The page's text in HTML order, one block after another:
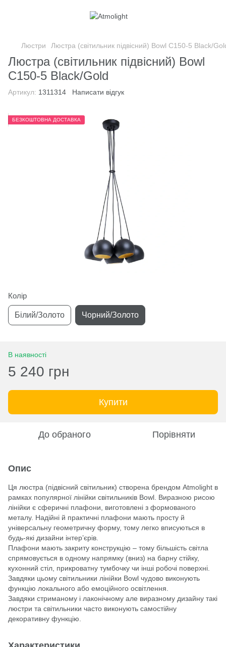
Люстри Люстра (світильник підвісний) Bowl С150-5 Black/
Люстра (світильник підвісний) Bowl
С150-5 Black/Gold
Артикул: 1311314 Написати відгук
БЕЗКОШТОВНА ДОСТАВКА
Колір
Білий/Золото Чорний/Золото
В наявності
5 240 грн
Купити
До обраного Порівняти
Опис
Ця люстра (підвісний світильник) створена брендом Atmolight в
рамках популярної лінійки світильників Bowl. Виразною рисою
лінійки є сферичні плафони, виготовлені з формованого
металу. Надійні й практичні плафони мають просту й
універсальну геометричну форму, тому легко вписуються в
будь-які дизайни інтер’єрів.
Плафони мають закриту конструкцію – тому більшість світла
спрямовується в одному напрямку (вниз) на барну стійку,
кухонний стіл, прикроватну тумбочку чи інші робочі поверхні.
Завдяки цьому світильники лінійки Bowl чудово виконують
функцію локального або емоційного освітлення.
Завдяки стриманому і лаконічному але виразному дизайну такі
люстри та світильники часто виконують самостійну
декоративну функцію.